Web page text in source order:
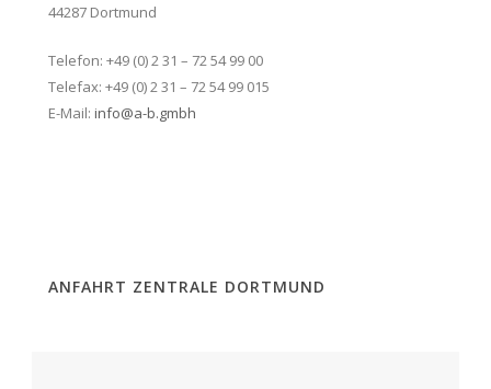
44287 Dortmund
Telefon: +49 (0) 2 31 – 72 54 99 00
Telefax: +49 (0) 2 31 – 72 54 99 015
E-Mail: info@a-b.gmbh
ANFAHRT ZENTRALE DORTMUND